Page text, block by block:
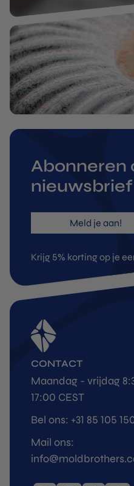
Abonneren
nieuwsbrief
Meld je aan!
Krijg 5% korting op je
CONTACT
Maandag - vrijdag
17:00 CEST
Bel ons: +31 85 105
Mail ons: